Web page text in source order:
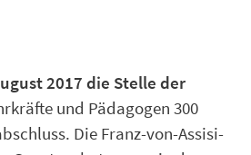
2017 die Stelle der
und Pädagogen 300
Die Franz-von-Assisi-